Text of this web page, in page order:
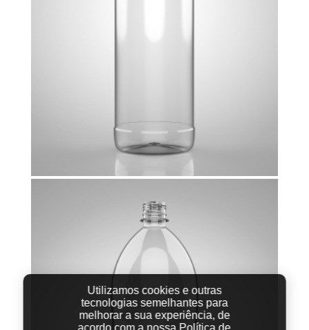
Utilizamos cookies e outras
tecnologias semelhantes para
melhorar a sua experiência, de
acordo com a nossa Política de